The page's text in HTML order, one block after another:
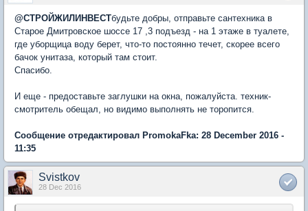
@СТРОЙЖИЛИНВЕСТбудьте добры, отправьте сантехника в
Старое Дмитровское шоссе 17 ,3 подъезд - на 1 этаже в туалете,
где уборщица воду берет, что-то постоянно течет, скорее всего
бачок унитаза, который там стоит.
Спасибо.
И еще - предоставьте заглушки на окна, пожалуйста. техник-
смотритель обещал, но видимо выполнять не торопится.
Сообщение отредактировал PromokaFka: 28 December 2016 -
11:35
Svistkov
28 Dec 2016